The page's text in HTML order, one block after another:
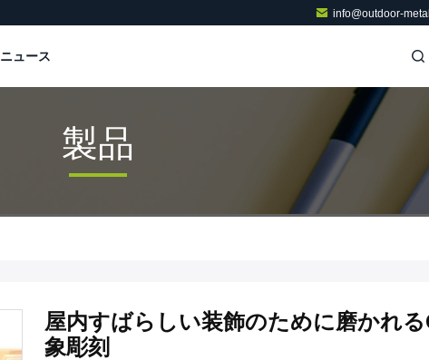
info@outdoor-
ニュース
製品
屋内すばらしい装飾のために磨かれ
象彫刻